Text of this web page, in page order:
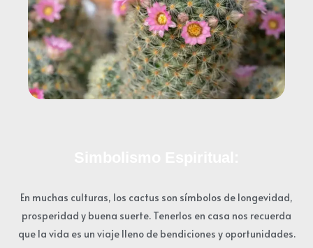
En muchas culturas, los cactus son símbolos de longevidad,
prosperidad y buena suerte. Tenerlos en casa nos recuerda
que la vida es un viaje lleno de bendiciones y oportunidades.